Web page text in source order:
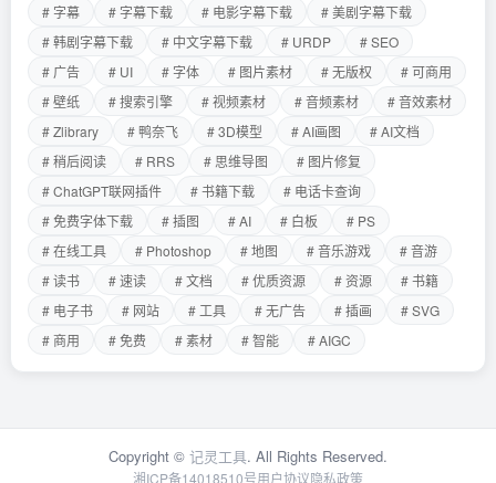
# 字幕
# 字幕下载 # 电影字幕下载
# 美剧字幕下载
# 韩剧字幕下载
# 中文字幕下载 # URDP
# SEO
# 广告
# UI # 字体 # 图片素材 # 无版权
# 可商用
# 壁纸
# 搜索引擎 # 视频素材 # 音频素材
# 音效素材
# Zlibrary
# 鸭奈飞 # 3D模型 # AI画图
# AI文档
# 稍后阅读
# RRS # 思维导图
# 图片修复
# ChatGPT联网插件
# 书籍下载
# 电话卡查询
# 免费字体下载
# 插图 # AI # 白板
# PS
# 在线工具
# Photoshop # 地图 # 音乐游戏
# 音游
# 读书
# 速读 # 文档 # 优质资源 # 资源
# 书籍
# 电子书
# 网站 # 工具 # 无广告 # 插画
# SVG
# 商用
# 免费 # 素材 # 智能 # AIGC
Copyright © 记灵工具. All Rights Reserved.
湘ICP备14018510号用户协议隐私政策